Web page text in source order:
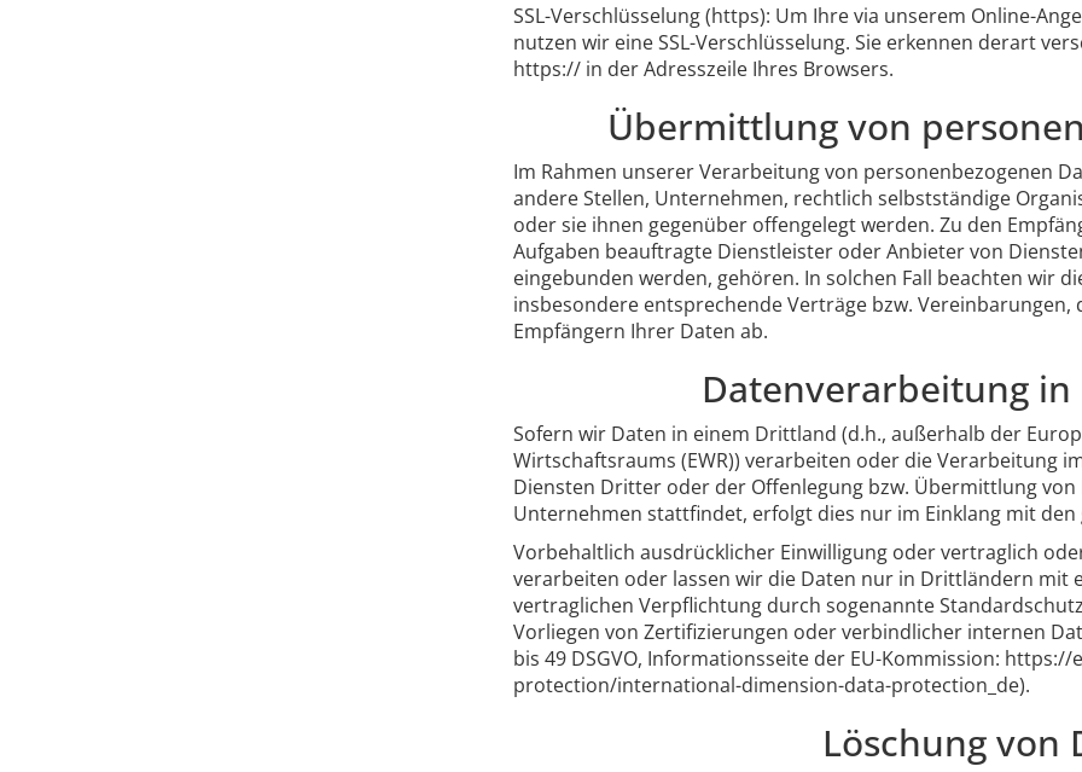
SSL-Verschlüsselung (https): Um Ihre via unserem Online-
nutzen wir eine SSL-Verschlüsselung. Sie erkennen derart
https:// in der Adresszeile Ihres Browsers.
Übermittlung von
Im Rahmen unserer Verarbeitung von personenbezogenen
andere Stellen, Unternehmen, rechtlich selbstständige
oder sie ihnen gegenüber offengelegt werden. Zu den
Aufgaben beauftragte Dienstleister oder Anbieter von
eingebunden werden, gehören. In solchen Fall beachten wir
insbesondere entsprechende Verträge bzw.
Empfängern Ihrer Daten ab.
Datenverarbeitung
Sofern wir Daten in einem Drittland (d.h., außerhalb der
Wirtschaftsraums (EWR)) verarbeiten oder die Verarbeitung
Diensten Dritter oder der Offenlegung bzw. Übermittlung
Unternehmen stattfindet, erfolgt dies nur im Einklang mit den
Vorbehaltlich ausdrücklicher Einwilligung oder vertraglich
verarbeiten oder lassen wir die Daten nur in Drittländern mit
vertraglichen Verpflichtung durch sogenannte
Vorliegen von Zertifizierungen oder verbindlicher internen
bis 49 DSGVO, Informationsseite der EU-Kommission:
protection/international-dimension-data-protection_de).
Löschung von